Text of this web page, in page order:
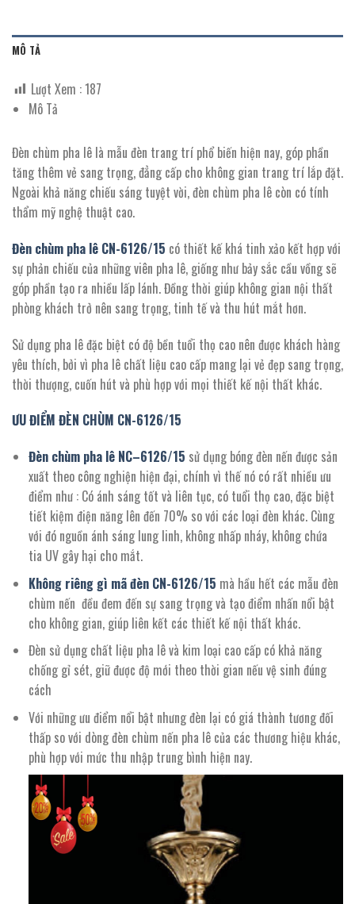
MÔ TẢ
Lượt Xem :187
Mô Tả
Đèn chùm pha lê là mẫu đèn trang trí phổ biến hiện nay, góp phần
tăng thêm vẻ sang trọng, đẳng cấp cho không gian trang trí lắp đặt.
Ngoài khả năng chiếu sáng tuyệt vời, đèn chùm pha lê còn có tính
thẩm mỹ nghệ thuật cao.
Đèn chùm pha lê CN-6126/15 có thiết kế khá tinh xảo kết hợp với
sự phản chiếu của những viên pha lê, giống như bảy sắc cầu vồng sẽ
góp phần tạo ra nhiều lấp lánh. Đồng thời giúp không gian nội thất
phòng khách trở nên sang trọng, tinh tế và thu hút mắt hơn.
Sử dụng pha lê đặc biệt có độ bền tuổi thọ cao nên được khách hàng
yêu thích, bởi vì pha lê chất liệu cao cấp mang lại vẻ đẹp sang trọng,
thời thượng, cuốn hút và phù hợp với mọi thiết kế nội thất khác.
ƯU ĐIỂM ĐÈN CHÙM CN-6126/15
Đèn chùm pha lê NC–6126/15 sử dụng bóng đèn nến được sản
xuất theo công nghiện hiện đại, chính vì thế nó có rất nhiều ưu
điểm như : Có ánh sáng tốt và liên tục, có tuổi thọ cao, đặc biệt
tiết kiệm điện năng lên đến 70% so với các loại đèn khác. Cùng
với đó nguồn ánh sáng lung linh, không nhấp nháy, không chứa
tia UV gây hại cho mắt.
Không riêng gì mã đèn CN-6126/15 mà hầu hết các mẫu đèn
chùm nến đều đem đến sự sang trọng và tạo điểm nhấn nổi bật
cho không gian, giúp liên kết các thiết kế nội thất khác.
Đèn sử dụng chất liệu pha lê và kim loại cao cấp có khả năng
chống gỉ sét, giữ được độ mới theo thời gian nếu vệ sinh đúng
cách
Với những ưu điểm nổi bật nhưng đèn lại có giá thành tương đối
thấp so với dòng đèn chùm nến pha lê của các thương hiệu khác,
phù hợp với mức thu nhập trung bình hiện nay.